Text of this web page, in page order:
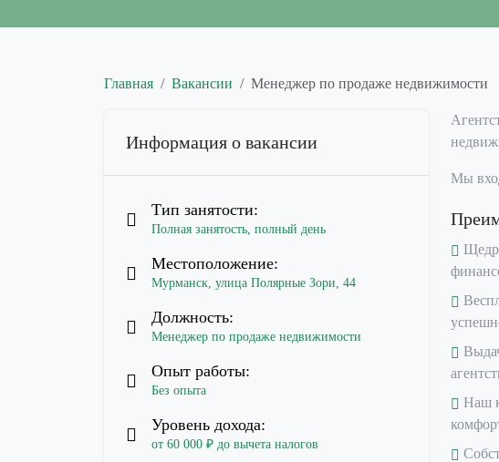
Главная Вакансии Менеджер по продаже недвижимости
Информация о вакансии
Тип занятости:
Полная занятость, полный день
Местоположение:
Мурманск, улица Полярные Зори, 44
Должность:
Менеджер по продаже недвижимости
Опыт работы:
Без опыта
Уровень дохода:
от 60 000 ₽ до вычета налогов
Мы
Наш